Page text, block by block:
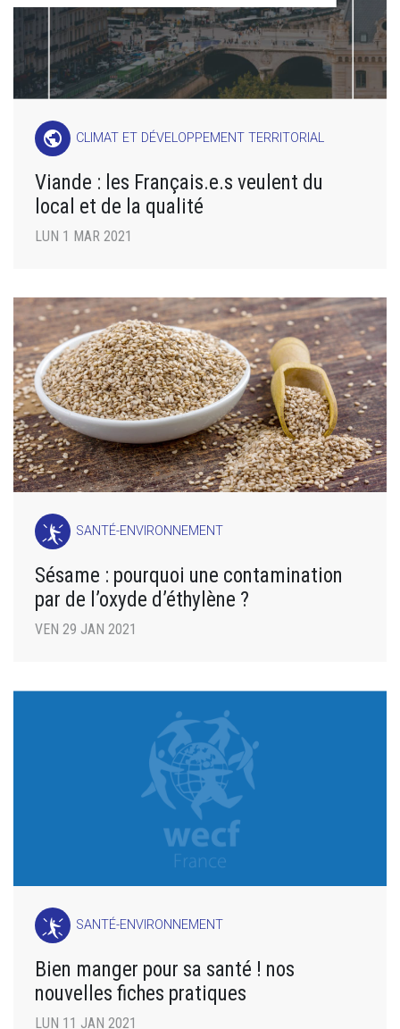
public CLIMAT ET DÉVELOPPEMENT TERRITORIAL
Viande : les Français.e.s veulent du
local et de la qualité
LUN 1 MAR 2021
SANTÉ-ENVIRONNEMENT
Sésame : pourquoi une contamination
par de l’oxyde d’éthylène ?
VEN 29 JAN 2021
SANTÉ-ENVIRONNEMENT
Bien manger pour sa santé ! nos
nouvelles fiches pratiques
LUN 11 JAN 2021